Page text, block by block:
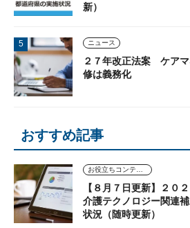
新）
ニュース
２７年改正法案 ケア
修は義務化
おすすめ記事
【８月７日更新】２０
介護テクノロジー関連
状況（随時更新）